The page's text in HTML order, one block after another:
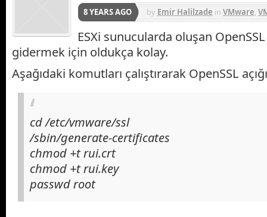
8 YEARS AGO by Emir Halilzade in VMware
ESXi sunucularda oluşan OpenSSL
gidermek için oldukça kolay.
Aşağıdaki komutları çalıştırarak OpenSSL
cd /etc/vmware/ssl
/sbin/generate-certificates
chmod +t rui.crt
chmod +t rui.key
passwd root